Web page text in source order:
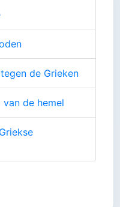
de Grieken
de hemel